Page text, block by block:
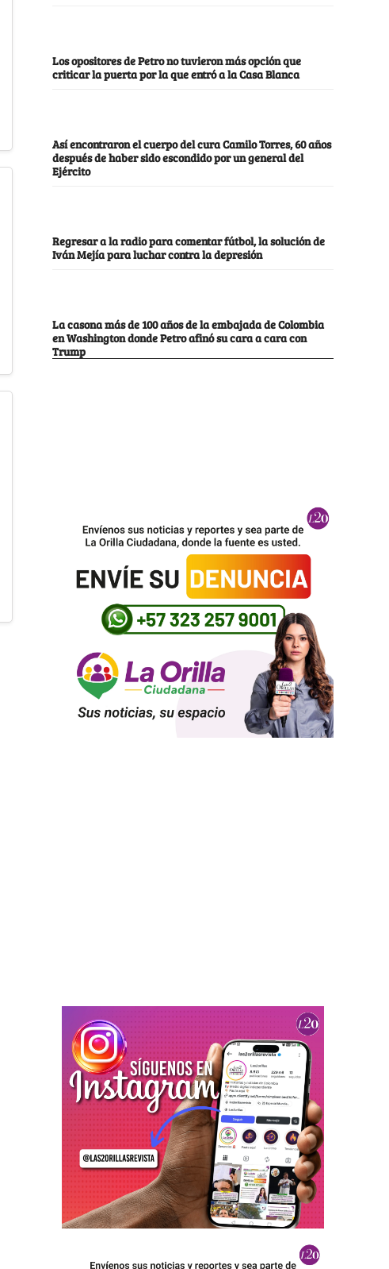
Los opositores de Petro no tuvieron más opción que
criticar la puerta por la que entró a la Casa Blanca
Así encontraron el cuerpo del cura Camilo Torres, 60 años
después de haber sido escondido por un general del
Ejército
Regresar a la radio para comentar fútbol, la solución de
Iván Mejía para luchar contra la depresión
La casona más de 100 años de la embajada de Colombia
en Washington donde Petro afinó su cara a cara con
Trump